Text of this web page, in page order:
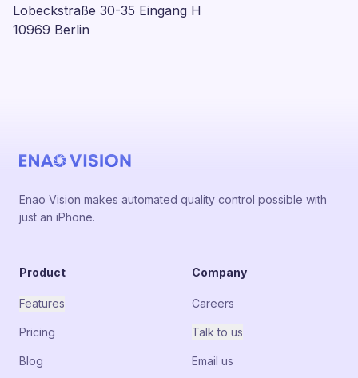
Lobeckstraße 30-35 Eingang H
10969 Berlin
Enao Vision makes automated quality control possible with
just an iPhone.
Product
Features
Pricing
Blog
Company
Careers
Talk to us
Email us